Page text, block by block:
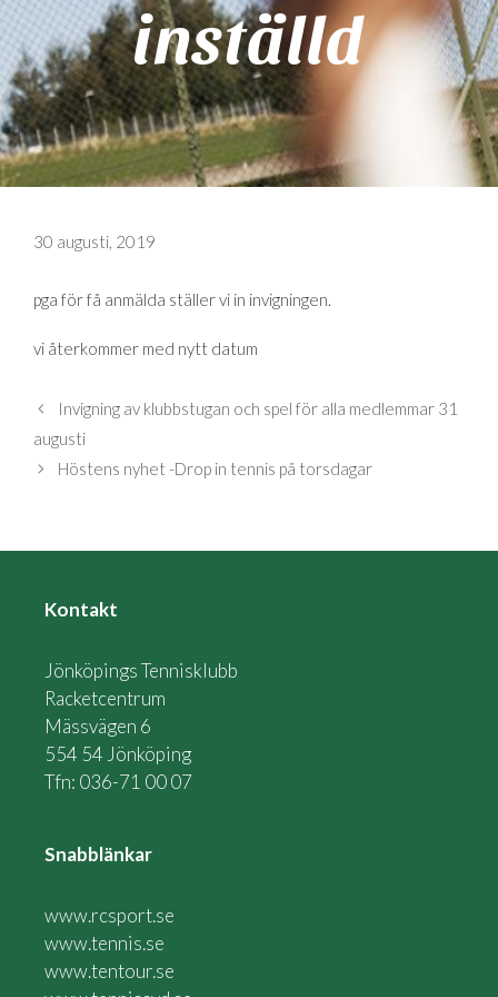
inställd
30 augusti, 2019
pga för få anmälda ställer vi in invigningen.
vi återkommer med nytt datum
Invigning av klubbstugan och spel för alla medlemmar 31
augusti
Höstens nyhet -Drop in tennis på torsdagar
Kontakt
Jönköpings Tennisklubb
Racketcentrum
Mässvägen 6
554 54 Jönköping
Tfn: 036-71 00 07
Snabblänkar
www.rcsport.se
www.tennis.se
www.tentour.se